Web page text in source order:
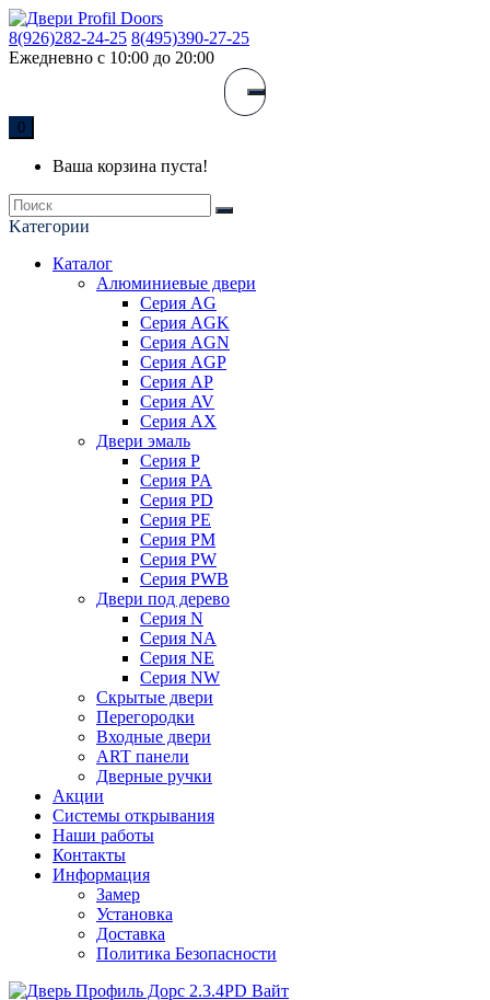
8(926)282-24-25 8(495)390-27-25
Ежедневно с 10:00 до 20:00
0
Ваша корзина пуста!
Kатегории
Каталог
Алюминиевые двери
Серия AG
Серия AGK
Серия AGN
Серия AGP
Серия AP
Серия AV
Серия AX
Двери эмаль
Серия P
Серия PA
Серия PD
Серия PE
Серия PM
Серия PW
Серия PWB
Двери под дерево
Серия N
Серия NA
Серия NE
Серия NW
Скрытые двери
Перегородки
Входные двери
ART панели
Дверные ручки
Акции
Системы открывания
Наши работы
Контакты
Информация
Замер
Установка
Доставка
Политика Безопасности